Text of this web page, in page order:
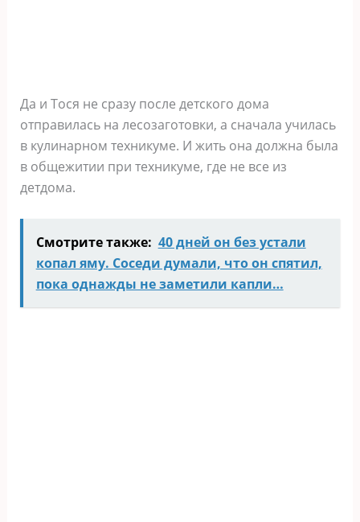
Да и Тося не сразу после детского дома
отправилась на лесозаготовки, а сначала училась
в кулинарном техникуме. И жить она должна была
в общежитии при техникуме, где не все из
детдома.
Смотрите также: 40 дней он без устали
копал яму. Соседи думали, что он спятил,
пока однажды не заметили капли…